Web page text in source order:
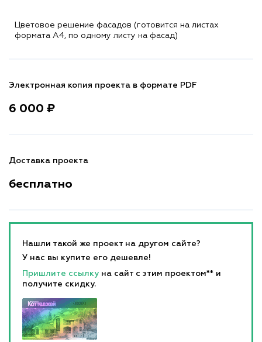
Цветовое решение фасадов (готовится на листах
формата A4, по одному листу на фасад)
Электронная копия проекта в формате PDF
6 000 ₽
Доставка проекта
бесплатно
Нашли такой же проект на другом сайте?
У нас вы купите его дешевле!
Пришлите ссылку на сайт с этим проектом** и
получите скидку.